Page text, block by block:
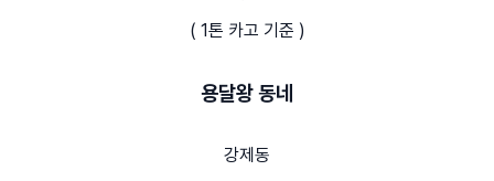
( 1톤 카고 기준 )
용달왕 동네
강제동